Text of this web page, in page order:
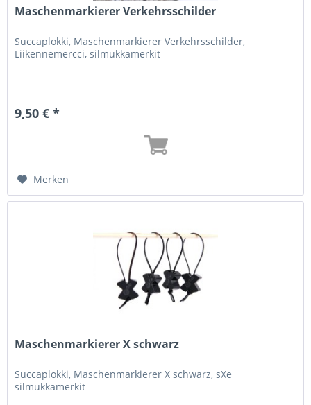
Maschenmarkierer Verkehrsschilder
Succaplokki, Maschenmarkierer Verkehrsschilder,
Liikennemercci, silmukkamerkit
9,50 € *
Merken
Maschenmarkierer X schwarz
Succaplokki, Maschenmarkierer X schwarz, sXe
silmukkamerkit